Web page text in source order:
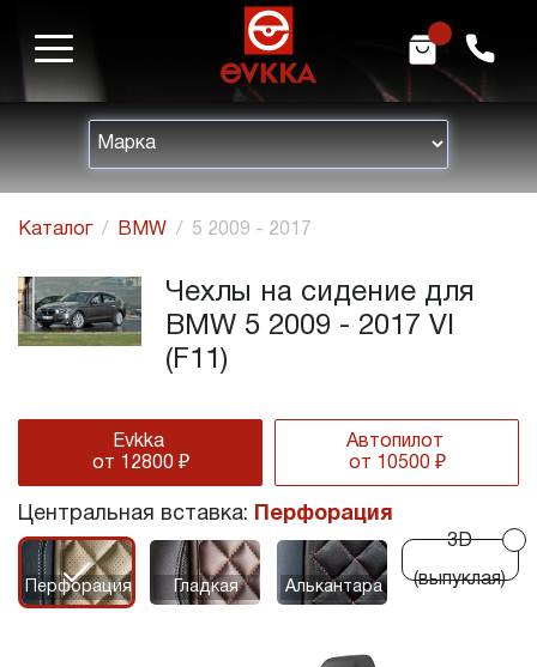
h m
Каталог BMW 5 2009 - 2017
Чехлы на сидение для
BMW 5 2009 - 2017 VI
(F11)
Evkka
от 12800 ₽
Автопилот
от 10500 ₽
Центральная вставка: Перфорация
r
Перфорация Гладкая Алькантара
3D
(выпуклая)